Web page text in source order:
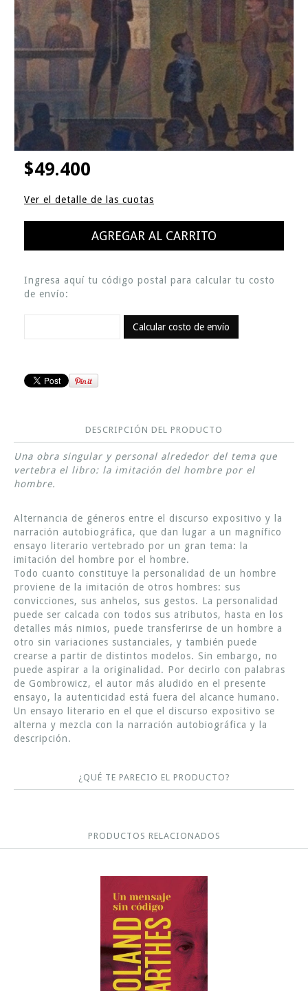
$49.400
Ver el detalle de las cuotas
Ingresa aquí tu código postal para calcular tu costo
de envío:
Calcular costo de envío
DESCRIPCIÓN DEL PRODUCTO
Una obra singular y personal alrededor del tema que
vertebra el libro: la imitación del hombre por el
hombre.
Alternancia de géneros entre el discurso expositivo y la
narración autobiográfica, que dan lugar a un magnífico
ensayo literario vertebrado por un gran tema: la
imitación del hombre por el hombre.
Todo cuanto constituye la personalidad de un hombre
proviene de la imitación de otros hombres: sus
convicciones, sus anhelos, sus gestos. La personalidad
puede ser calcada con todos sus atributos, hasta en los
detalles más nimios, puede transferirse de un hombre a
otro sin variaciones sustanciales, y también puede
crearse a partir de distintos modelos. Sin embargo, no
puede aspirar a la originalidad. Por decirlo con palabras
de Gombrowicz, el autor más aludido en el presente
ensayo, la autenticidad está fuera del alcance humano.
Un ensayo literario en el que el discurso expositivo se
alterna y mezcla con la narración autobiográfica y la
descripción.
¿QUÉ TE PARECIO EL PRODUCTO?
PRODUCTOS RELACIONADOS